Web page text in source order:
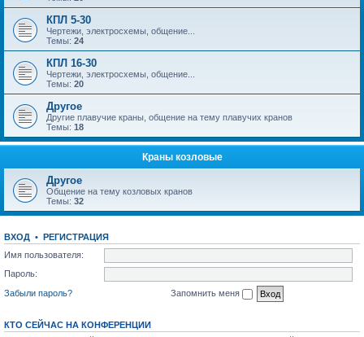
КПЛ 5-30
Чертежи, электросхемы, общение...
Темы: 24
КПЛ 16-30
Чертежи, электросхемы, общение...
Темы: 20
Другое
Другие плавучие краны, общение на тему плавучих кранов
Темы: 18
Краны козловые
Другое
Общение на тему козловых кранов
Темы: 32
ВХОД • РЕГИСТРАЦИЯ
Имя пользователя:
Пароль:
Забыли пароль?
Запомнить меня
КТО СЕЙЧАС НА КОНФЕРЕНЦИИ